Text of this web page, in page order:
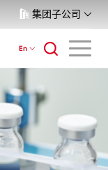
集团子公司
En